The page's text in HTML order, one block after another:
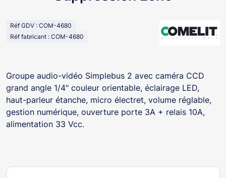
Réf GDV : COM-4680
Réf fabricant : COM-4680
Groupe audio-vidéo Simplebus 2 avec caméra CCD
grand angle 1/4" couleur orientable, éclairage LED,
haut-parleur étanche, micro électret, volume réglable,
gestion numérique, ouverture porte 3A + relais 10A,
alimentation 33 Vcc.